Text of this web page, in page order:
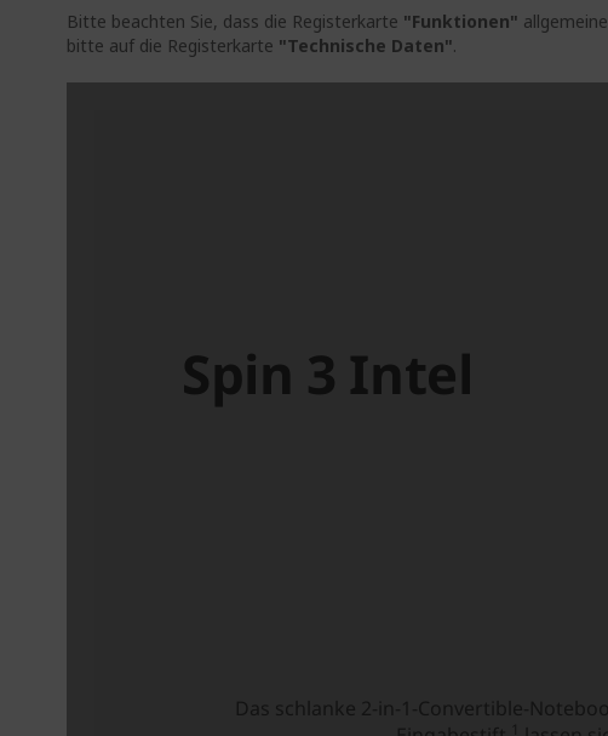
Bitte beachten Sie, dass die Registerkarte "Funktionen"
bitte auf die Registerkarte "Technische Daten".